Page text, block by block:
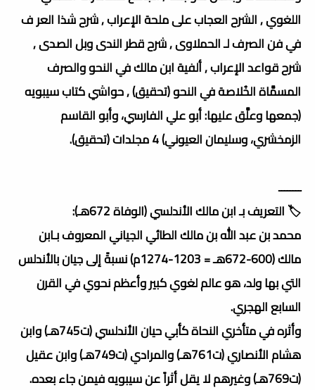
اللغوي , الشرح العجاب على ملحة الإعراب , شرح شذا العر ف
في فن الصرف لـ الحملاوى , شرح قطر الندى وبل الصدى ,
شرح قواعد الإعراب , ألفية ابن مالك في النحو والصرف
المسمَّاة الخُلاصة في النحو (تحقيق) , حواشي كتاب سيبويه
(جمعها وعلَّق عليها: أبو علي الفارسي، وأبو القاسم
الزمخشري، وسليمان العيوني) 4 مجلدات (تحقيق).
ــــــــ
🏷️ التعريف بـ ابن مالك الأندلسي (الوفاة 672هـ):
محمد بن عبد الله بن مالك الطائي الجياني المعروف بـابن
مالك (600-672هـ = 1203-1274م) نسبةً إلى جيان بالأندلس
التي بها ولد، هو عالم لغوي كبير وأعظم نحوي في القرن
السابع الهجري.
وأثره في متأخري النحاة كأبي حيان الأندلسي (ت745هـ) وابن
هشام الأنصاري (ت761هـ) والمرادي (ت749هـ) وابن عقيل
(ت769هـ) وغيرهم لا يقل أثراً عن سيبويه فيمن جاء بعده.